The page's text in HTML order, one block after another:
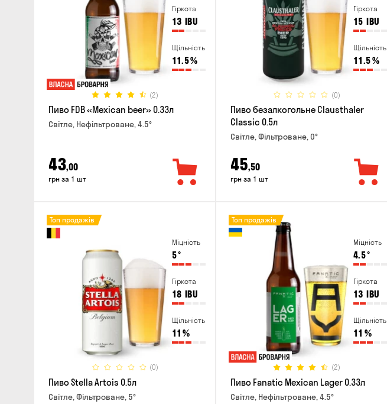
Гіркота
13 IBU
Щільність
11.5%
(2)
Пиво FDB «Mexican beer» 0.33л
Світле, Нефільтроване, 4.5°
43,00
грн за 1 шт
Гіркота
15 IBU
Щільність
11.5%
(0)
Пиво безалкогольне Clausthaler
Classic 0.5л
Світле, Фільтроване, 0°
45,50
грн за 1 шт
Міцність
5°
Гіркота
18 IBU
Щільність
11 %
(0)
Топ продажів
Пиво Stella Artois 0.5л
Світле, Фільтроване, 5°
Міцність
4.5°
Гіркота
13 IBU
Щільність
11 %
(2)
Топ продажів
Пиво Fanatic Mexican Lager 0.33л
Світле, Нефільтроване, 4.5°